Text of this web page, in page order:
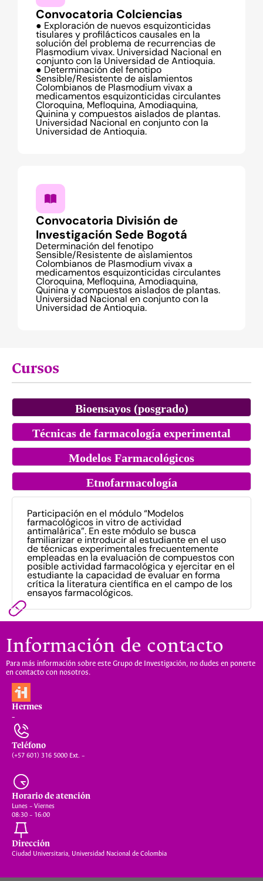
Convocatoria Colciencias
● Exploración de nuevos esquizonticidas
tisulares y profilácticos causales en la
solución del problema de recurrencias de
Plasmodium vivax. Universidad Nacional en
conjunto con la Universidad de Antioquia.
● Determinación del fenotipo
Sensible/Resistente de aislamientos
Colombianos de Plasmodium vivax a
medicamentos esquizonticidas circulantes
Cloroquina, Mefloquina, Amodiaquina,
Quinina y compuestos aislados de plantas.
Universidad Nacional en conjunto con la
Universidad de Antioquia.
Convocatoria División de
Investigación Sede Bogotá
Determinación del fenotipo
Sensible/Resistente de aislamientos
Colombianos de Plasmodium vivax a
medicamentos esquizonticidas circulantes
Cloroquina, Mefloquina, Amodiaquina,
Quinina y compuestos aislados de plantas.
Universidad Nacional en conjunto con la
Universidad de Antioquia.
Cursos
Bioensayos (posgrado)
Técnicas de farmacología experimental
Modelos Farmacológicos
Etnofarmacología
Participación en el módulo “Modelos
farmacológicos in vitro de actividad
antimalárica”. En este módulo se busca
familiarizar e introducir al estudiante en el uso
de técnicas experimentales frecuentemente
empleadas en la evaluación de compuestos con
posible actividad farmacológica y ejercitar en el
estudiante la capacidad de evaluar en forma
crítica la literatura científica en el campo de los
ensayos farmacológicos.
Información de contacto
Para más información sobre este Grupo de Investigación, no dudes en ponerte
en contacto con nosotros.
Hermes
–
Teléfono
(+57 601) 316 5000 Ext. –
Horario de atención
Lunes – Viernes
08:30 – 16:00
Dirección
Ciudad Universitaria, Universidad Nacional de Colombia